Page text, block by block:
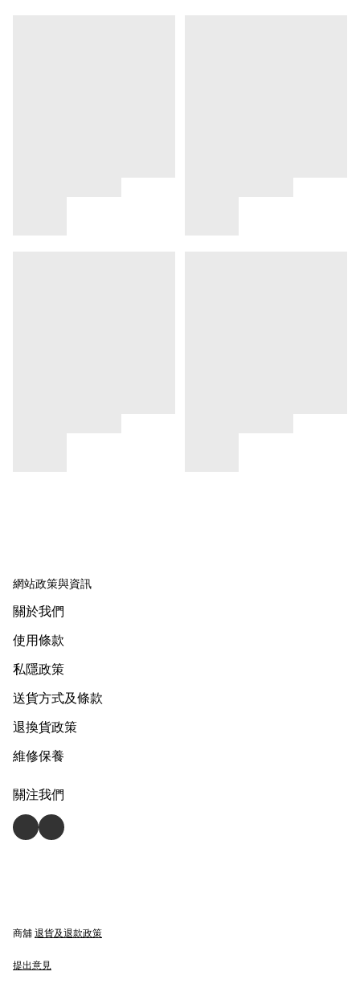
網站政策與資訊
關於我們
使用條款
私隱政策
送貨方式及條款
退換貨政策
維修保養
關注我們
商舖 退貨及退款政策
提出意見